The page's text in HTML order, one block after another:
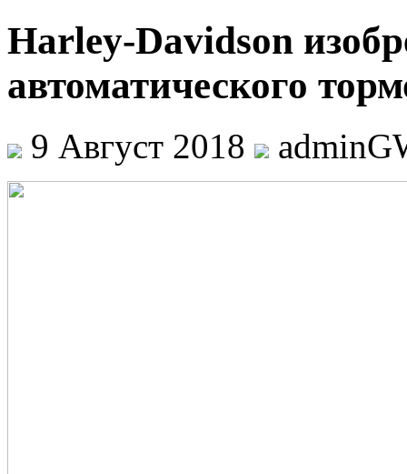
Harley-Davidson
автоматического
9 Август 2018